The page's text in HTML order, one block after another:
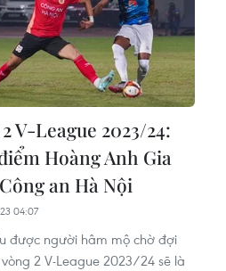
V-League 2023/24:
Hoàng Anh Gia
an Hà Nội
04:07
được người hâm mộ chờ đợi
2 V-League 2023/24 sẽ là